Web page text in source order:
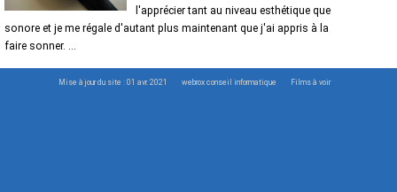
l'apprécier tant au niveau esthétique que
sonore et je me régale d'autant plus maintenant que j'ai appris à la
faire sonner. ...
Mise à jour du site : 01 avr. 2021 webrox conseil informatique Films à voir